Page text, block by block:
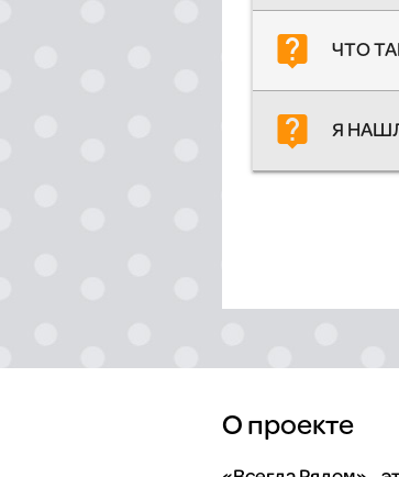
live_help ЧТО
live_help Я
О проекте